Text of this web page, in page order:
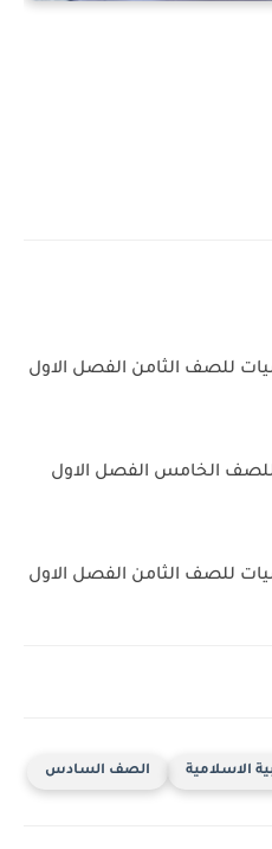
للصف الثامن الفصل الاول
للصف الخامس الفصل الاول
للصف الثامن الفصل الاول
الاسلامية الصف السادس